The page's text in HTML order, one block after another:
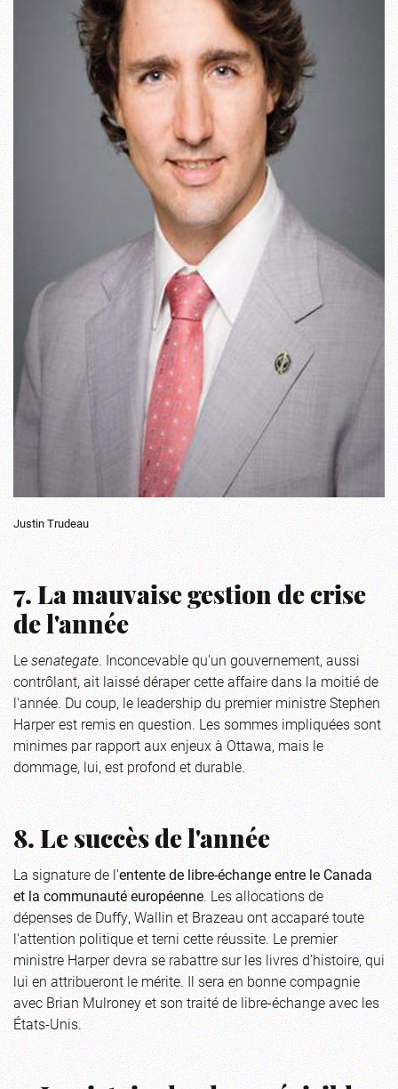
Justin Trudeau
7. La mauvaise gestion de crise
de l'année
Lesenategate. Inconcevable qu'un gouvernement, aussi
contrôlant, ait laissé déraper cette affaire dans la moitié de
l'année. Du coup, le leadership du premier ministre Stephen
Harper est remis en question. Les sommes impliquées sont
minimes par rapport aux enjeux à Ottawa, mais le
dommage, lui, est profond et durable.
8. Le succès de l'année
La signature de l'entente de libre-échange entre leCanada
et la communauté européenne. Les allocations de
dépenses de Duffy, Wallin et Brazeau ont accaparé toute
l'attention politique et terni cette réussite. Le premier
ministre Harper devra se rabattre sur les livres d'histoire, qui
lui en attribueront le mérite. Il sera en bonne compagnie
avec Brian Mulroney et son traité de libre-échange avec les
États-Unis.